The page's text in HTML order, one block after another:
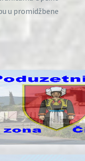
u promidžbene